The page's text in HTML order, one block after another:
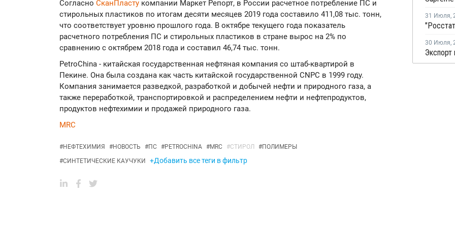
Согласно СканПласту компании Маркет Репорт, в России расчетное потребление ПС и
стирольных пластиков по итогам десяти месяцев 2019 года составило 411,08 тыс. тонн,
что соответствует уровню прошлого года. В октябре текущего года показатель
расчетного потребления ПС и стирольных пластиков в стране вырос на 2% по
сравнению с октябрем 2018 года и составил 46,74 тыс. тонн.
PetroChina - китайская государственная нефтяная компания со штаб-квартирой в
Пекине. Она была создана как часть китайской государственной CNPC в 1999 году.
Компания занимается разведкой, разработкой и добычей нефти и природного газа, а
также переработкой, транспортировкой и распределением нефти и нефтепродуктов,
продуктов нефтехимии и продажей природного газа.
MRC
#НЕФТЕХИМИЯ #НОВОСТЬ #ПС #PETROCHINA #MRC #СТИРОЛ #ПОЛИМЕРЫ
#СИНТЕТИЧЕСКИЕ КАУЧУКИ +Добавить все теги в фильтр
31 Июля,
30 Июля,